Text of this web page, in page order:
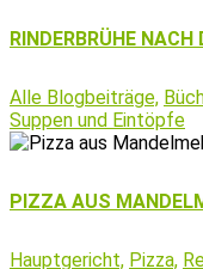
RINDERBRÜHE
Alle Blogbeiträge,
Suppen und Eintöpfe
PIZZA AUS
Hauptgericht, Pizza,